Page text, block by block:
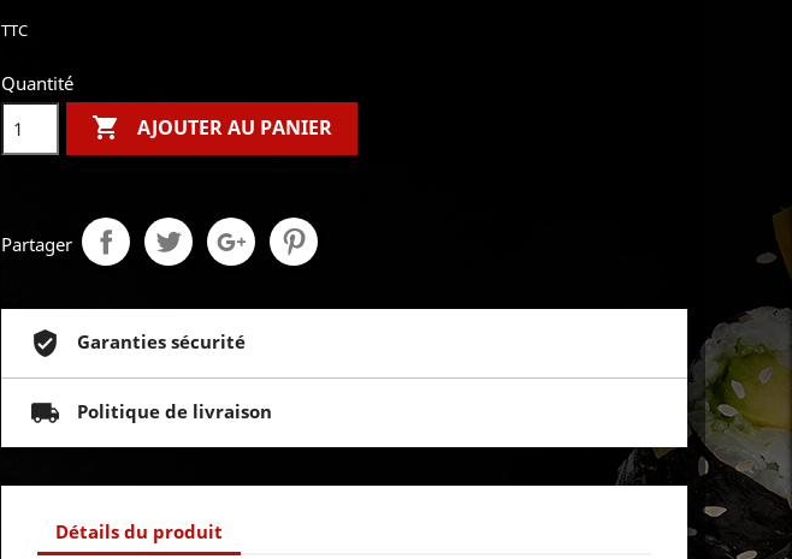
TTC
Quantité
 AJOUTER AU PANIER
Partager
Garanties sécurité
Politique de livraison
Détails du produit